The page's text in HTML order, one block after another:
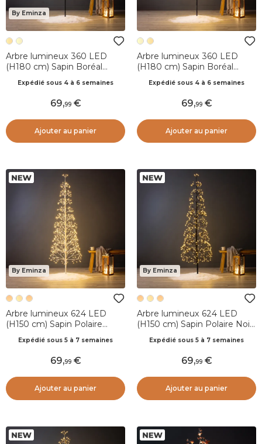
By Eminza
Arbre lumineux 360 LED
(H180 cm) Sapin Boréal
Expédié sous 4 à 6 semaines
69,99
Ajouter au panier
Arbre lumineux 360 LED
(H180 cm) Sapin Boréal
Expédié sous 4 à 6 semaines
69,99
Ajouter au panier
By Eminza
Arbre lumineux 624 LED
(H150 cm) Sapin Polaire
Expédié sous 5 à 7 semaines
69,99
Ajouter au panier
By Eminza
Arbre lumineux 624 LED
(H150 cm) Sapin Polaire Noir
Expédié sous 5 à 7 semaines
69,99
Ajouter au panier